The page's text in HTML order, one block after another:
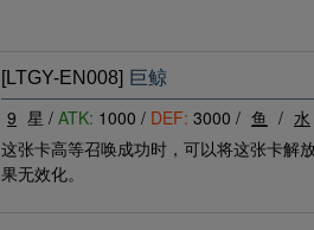
[LTGY-EN008] 巨鲸
9 星 / ATK: 1000 / DEF: 3000 / 鱼 / 水
这张卡高等召唤成功时，可以将这张卡解
果无效化。